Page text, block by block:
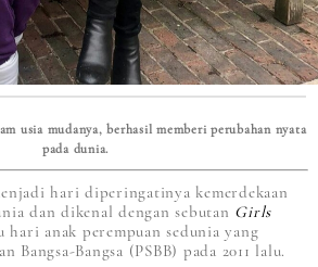
usia mudanya, berhasil memberi perubahan nyata
pada dunia.
hari diperingatinya kemerdekaan
dan dikenal dengan sebutan Girls
hari anak perempuan sedunia yang
Bangsa-Bangsa (PSBB) pada 2011 lalu.